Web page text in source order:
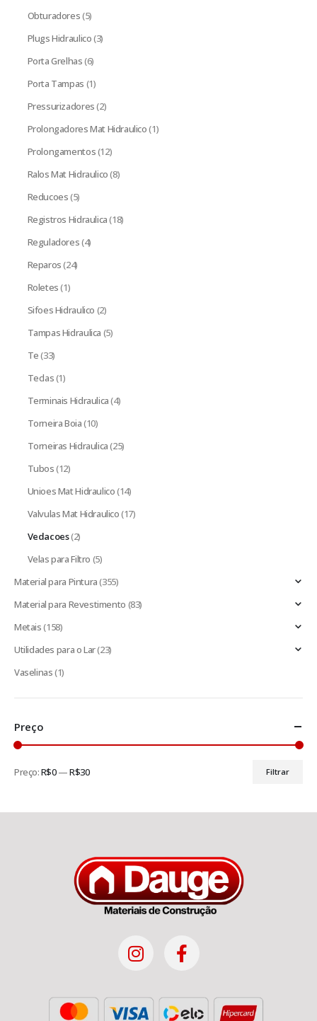
Obturadores(5)
Plugs Hidraulico(3)
Porta Grelhas(6)
Porta Tampas (1)
Pressurizadores(2)
Prolongadores Mat Hidraulico(1)
Prolongamentos(12)
Ralos Mat Hidraulico(8)
Reducoes(5)
Registros Hidraulica(18)
Reguladores(4)
Reparos(24)
Roletes(1)
Sifoes Hidraulico (2)
Tampas Hidraulica (5)
Te(33)
Teclas(1)
Terminais Hidraulica(4)
Torneira Boia(10)
Torneiras Hidraulica(25)
Tubos(12)
Unioes Mat Hidraulico(14)
Valvulas Mat Hidraulico(17)
Vedacoes(2)
Velas para Filtro (5)
Material para Pintura(355)
Material para Revestimento (83)
Metais(158)
Utilidades para o Lar(23)
Vaselinas(1)
Preço
Filtrar
Preço:R$0—R$30